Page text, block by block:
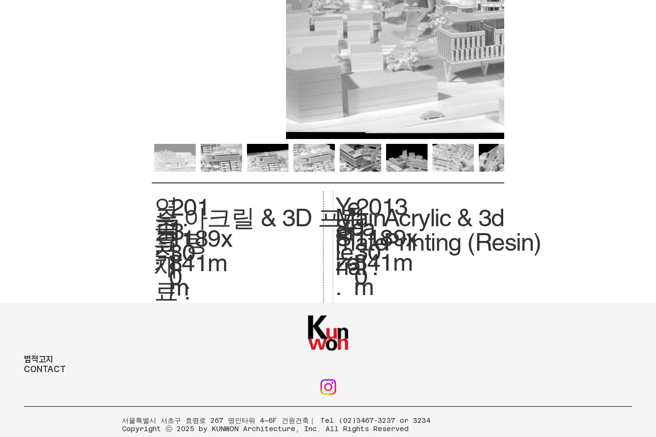
연
도
:
201
3
주
요
재
료 :
축
척.
아크릴 & 3D 프린
팅
1:
30
0
크
기.
1189x
841m
m
Ye
ar
:
Main
mate
rial :
Sca
le.
Si
ze
.
2013
1:
30
0
1189x
841m
m
Acrylic & 3d
Printing (Resin)
법적고지
CONTACT
​서울특별시 서초구 효령로 267 명인타워 4~6F 건원건축｜ Tel (02)3467-3237 or 3234
Copyright ⓒ 2025 by KUNWON Architecture, Inc. All Rights Reserved